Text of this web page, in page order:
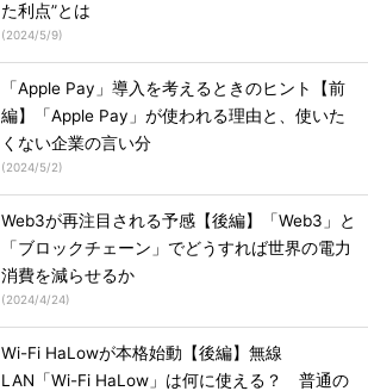
た利点”とは
(2024/5/9)
「Apple Pay」導入を考えるときのヒント【前
編】「Apple Pay」が使われる理由と、使いた
くない企業の言い分
(2024/5/2)
Web3が再注目される予感【後編】「Web3」と
「ブロックチェーン」でどうすれば世界の電力
消費を減らせるか
(2024/4/24)
Wi-Fi HaLowが本格始動【後編】無線
LAN「Wi-Fi HaLow」は何に使える？ 普通の